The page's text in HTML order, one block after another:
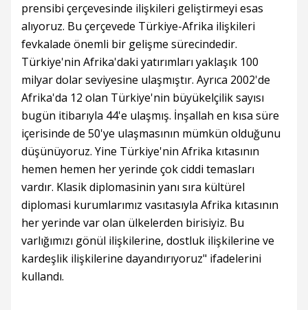
prensibi çerçevesinde ilişkileri geliştirmeyi esas
alıyoruz. Bu çerçevede Türkiye-Afrika ilişkileri
fevkalade önemli bir gelişme sürecindedir.
Türkiye'nin Afrika'daki yatırımları yaklaşık 100
milyar dolar seviyesine ulaşmıştır. Ayrıca 2002'de
Afrika'da 12 olan Türkiye'nin büyükelçilik sayısı
bugün itibarıyla 44'e ulaşmış. İnşallah en kısa süre
içerisinde de 50'ye ulaşmasının mümkün olduğunu
düşünüyoruz. Yine Türkiye'nin Afrika kıtasının
hemen hemen her yerinde çok ciddi temasları
vardır. Klasik diplomasinin yanı sıra kültürel
diplomasi kurumlarımız vasıtasıyla Afrika kıtasının
her yerinde var olan ülkelerden birisiyiz. Bu
varlığımızı gönül ilişkilerine, dostluk ilişkilerine ve
kardeşlik ilişkilerine dayandırıyoruz" ifadelerini
kullandı.